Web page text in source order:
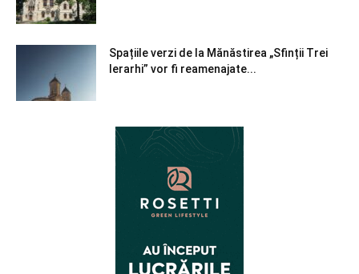
Spațiile verzi de la Mănăstirea „Sfinții Trei
Ierarhi” vor fi reamenajate...